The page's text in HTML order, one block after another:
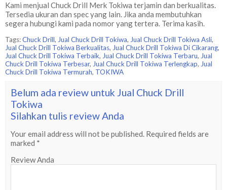
Kami menjual Chuck Drill Merk Tokiwa terjamin dan berkualitas.
Tersedia ukuran dan spec yang lain. Jika anda membutuhkan
segera hubungi kami pada nomor yang tertera. Terima kasih.
Tags:Chuck Drill, Jual Chuck Drill Tokiwa, Jual Chuck Drill Tokiwa Asli,
Jual Chuck Drill Tokiwa Berkualitas, Jual Chuck Drill Tokiwa Di Cikarang,
Jual Chuck Drill Tokiwa Terbaik, Jual Chuck Drill Tokiwa Terbaru, Jual
Chuck Drill Tokiwa Terbesar, Jual Chuck Drill Tokiwa Terlengkap, Jual
Chuck Drill Tokiwa Termurah, TOKIWA
Belum ada review untuk Jual Chuck Drill
Tokiwa
Silahkan tulis review Anda
Your email address will not be published. Required fields are
marked *
Review Anda